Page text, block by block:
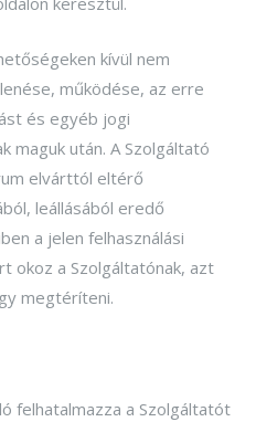
kívül nem
működése, az erre
és egyéb jogi
maguk után. A Szolgáltató
elvárttól eltérő
leállásából eredő
a jelen felhasználási
okoz a Szolgáltatónak, azt
megtéríteni.
felhatalmazza a Szolgáltatót